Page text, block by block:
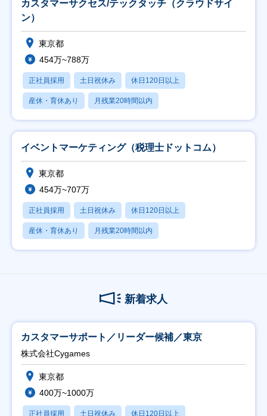
カスタマーサクセス/テックタッチ（クラウドサイ
ン）
東京都
454万~788万
正社員採用 土日祝休み 休日120日以上
産休・育休あり 月残業20時間以内
イベントマーケティング（税理士ドットコム）
東京都
454万~707万
正社員採用 土日祝休み 休日120日以上
産休・育休あり 月残業20時間以内
新着求人
カスタマーサポート／リーダー候補／東京
株式会社Cygames
東京都
400万~1000万
正社員採用 土日祝休み 休日120日以上